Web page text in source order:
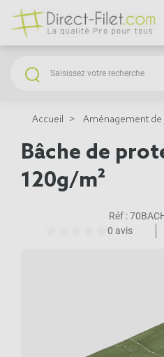
Accueil Aménagement de
Bâche de
120g/m²
Réf :
0 avis